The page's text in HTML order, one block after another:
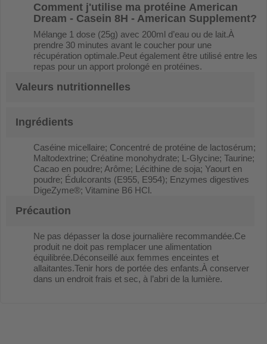
Comment j'utilise ma protéine American
Dream - Casein 8H - American Supplement?
Mélange 1 dose (25g) avec 200ml d’eau ou de lait.À
prendre 30 minutes avant le coucher pour une
récupération optimale.Peut également être utilisé entre les
repas pour un apport prolongé en protéines.
Valeurs nutritionnelles
Ingrédients
Caséine micellaire; Concentré de protéine de lactosérum;
Maltodextrine; Créatine monohydrate; L-Glycine; Taurine;
Cacao en poudre; Arôme; Lécithine de soja; Yaourt en
poudre; Édulcorants (E955, E954); Enzymes digestives
DigeZyme®; Vitamine B6 HCl.
Précaution
Ne pas dépasser la dose journalière recommandée.Ce
produit ne doit pas remplacer une alimentation
équilibrée.Déconseillé aux femmes enceintes et
allaitantes.Tenir hors de portée des enfants.À conserver
dans un endroit frais et sec, à l’abri de la lumière.